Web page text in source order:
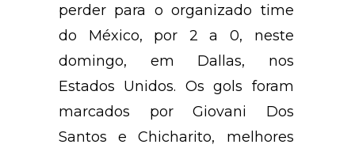
perder para o organizado time
do México, por 2 a 0, neste
domingo, em Dallas, nos
Estados Unidos. Os gols foram
marcados por Giovani Dos
Santos e Chicharito, melhores